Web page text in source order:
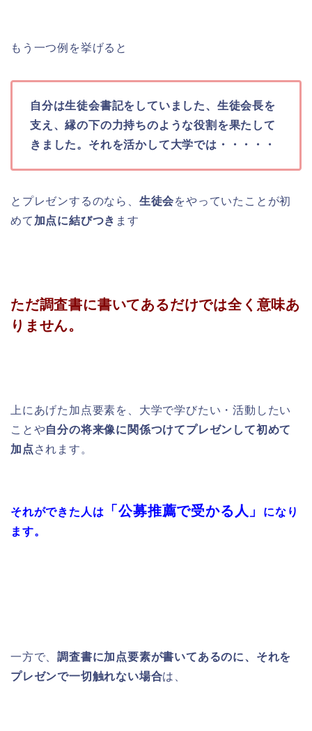
もう一つ例を挙げると
自分は生徒会書記をしていました、生徒会長を
支え、縁の下の力持ちのような役割を果たして
きました。それを活かして大学では・・・・・
とプレゼンするのなら、 生徒会をやっていたことが初
めて 加点に結びつき ます
ただ調査書に書いてあるだけでは全く意味あ
りません。
上にあげた加点要素を、大学で学びたい・活動したい
ことや自分の将来像に関係つけてプレゼンして初めて
加点 されます。
それができた人は 「公募推薦で受かる人」
になり
ます。
一方で、調査書に加点要素が書いてあるのに、それを
プレゼンで一切触れない場合は、